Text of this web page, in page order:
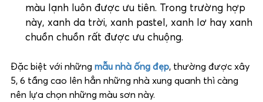
màu lạnh luôn được ưu tiên. Trong trường hợp
này, xanh da trời, xanh pastel, xanh lơ hay xanh
chuồn chuồn rất được ưu chuộng.
Đặc biệt với những mẫu nhà ống đẹp, thường được xây
5, 6 tầng cao lên hẳn những nhà xung quanh thì càng
nên lựa chọn những màu sơn này.